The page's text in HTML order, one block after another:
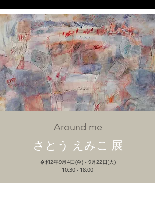
Around me
さとう えみこ 展
令和2年9月4日(金) - 9月22日(火)
​10:30 - 18:00